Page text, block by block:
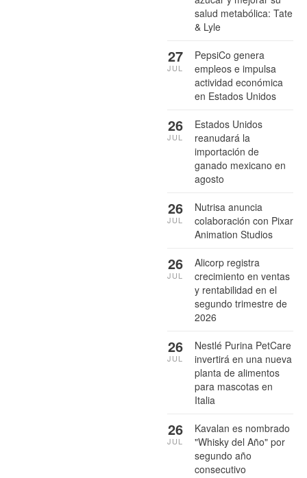
salud metabólica: Tate
& Lyle
PepsiCo genera
empleos e impulsa
actividad económica
en Estados Unidos
27
JUL
Estados Unidos
reanudará la
importación de
ganado mexicano en
agosto
26
JUL
Nutrisa anuncia
colaboración con Pixar
Animation Studios
26
JUL
Alicorp registra
crecimiento en ventas
y rentabilidad en el
segundo trimestre de
2026
26
JUL
Nestlé Purina PetCare
invertirá en una nueva
planta de alimentos
para mascotas en
Italia
26
JUL
Kavalan es nombrado
"Whisky del Año" por
segundo año
consecutivo
26
JUL